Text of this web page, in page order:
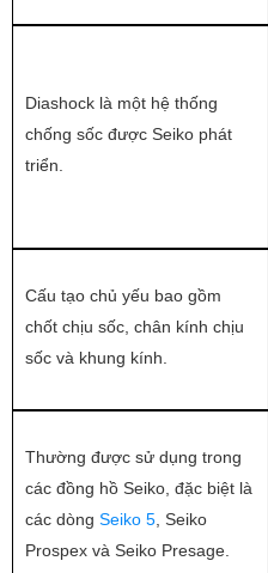
Diashock là một hệ thống
chống sốc được Seiko phát
triển.
Cấu tạo chủ yếu bao gồm
chốt chịu sốc, chân kính chịu
sốc và khung kính.
Thường được sử dụng trong
các đồng hồ Seiko, đặc biệt là
các dòng Seiko 5, Seiko
Prospex và Seiko Presage.